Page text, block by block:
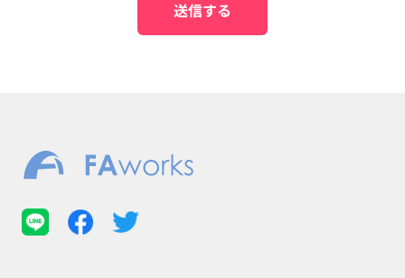
送信する